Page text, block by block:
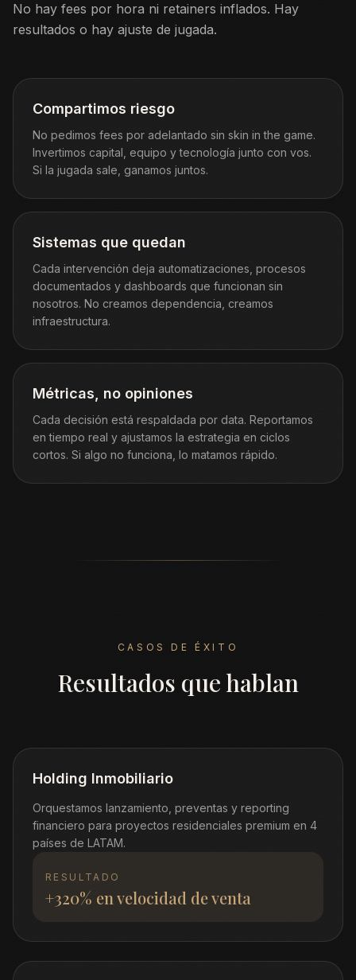
No hay fees por hora ni retainers inflados. Hay
resultados o hay ajuste de jugada.
Compartimos riesgo
No pedimos fees por adelantado sin skin in the game.
Invertimos capital, equipo y tecnología junto con vos.
Si la jugada sale, ganamos juntos.
Sistemas que quedan
Cada intervención deja automatizaciones, procesos
documentados y dashboards que funcionan sin
nosotros. No creamos dependencia, creamos
infraestructura.
Métricas, no opiniones
Cada decisión está respaldada por data. Reportamos
en tiempo real y ajustamos la estrategia en ciclos
cortos. Si algo no funciona, lo matamos rápido.
CASOS DE ÉXITO
Resultados que hablan
Holding Inmobiliario
Orquestamos lanzamiento, preventas y reporting
financiero para proyectos residenciales premium en 4
países de LATAM.
RESULTADO
+320% en velocidad de venta